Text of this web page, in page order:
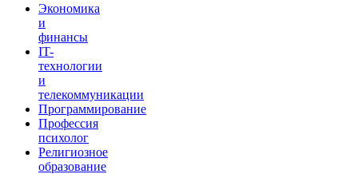
Экономика
и
финансы
IT-
технологии
и
телекоммуникации
Программирование
Профессия
психолог
Религиозное
образование